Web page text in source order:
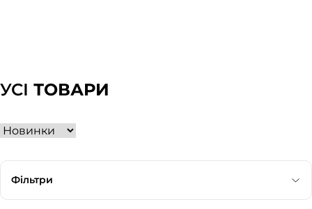
УСІ ТОВАРИ
Фільтри